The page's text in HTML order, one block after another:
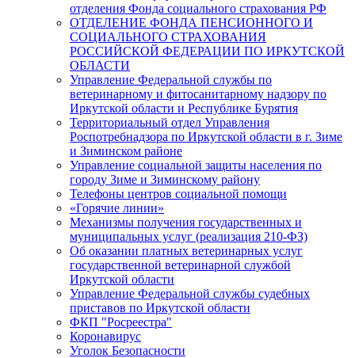
отделения Фонда социального страхования РФ
ОТДЕЛЕНИЕ ФОНДА ПЕНСИОННОГО И
СОЦИАЛЬНОГО СТРАХОВАНИЯ
РОССИЙСКОЙ ФЕДЕРАЦИИ ПО ИРКУТСКОЙ
ОБЛАСТИ
Управление Федеральной службы по
ветеринарному и фитосанитарному надзору по
Иркутской области и Республике Бурятия
Территориальный отдел Управления
Роспотребнадзора по Иркутской области в г. Зиме
и Зиминском районе
Управление социальной защиты населения по
городу Зиме и Зиминскому району
Телефоны центров социальной помощи
«Горячие линии»
Механизмы получения государственных и
муниципальных услуг (реализация 210-ФЗ)
Об оказании платных ветеринарных услуг
государственной ветеринарной службой
Иркутской области
Управление Федеральной службы судебных
приставов по Иркутской области
ФКП "Росреестра"
Коронавирус
Уголок Безопасности